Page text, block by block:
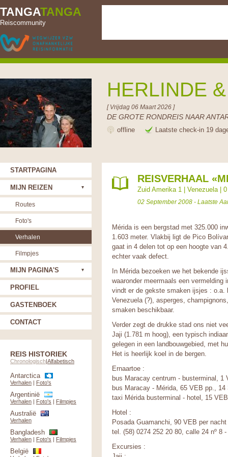
TANGATANGA
Reiscommunity
HERLINDE
[ Vrijdag 06 Maart 2026 ]
DE GROTE RONDREIS NAAR
offline Laatste check-in 19
REISVERHAAL
Zuid Amerika 1 Venezuela|
02 September 2008 - Laatste
Mérida is een bergstad met 325.000
1.603 meter. Vlakbij ligt de Pico
gaat in 4 delen tot op een hoogte van
echter vaak defect.
In Mérida bezoeken we het bekende
waaronder meermaals een
vindt er de gekste smaken ijsjes : o.a.
Venezuela (?), asperges,
smaken beschikbaar.
Verder zegt de drukke stad ons niet
Jaji (1.781 m hoog), een typisch
gelegen in een landbouwgebied, met
Het is heerlijk koel in de bergen.
Ernaartoe :
bus Maracay centrum - busterminal, 1
bus Maracay - Mérida, 65 VEB pp.,
taxi Mérida busterminal - hotel, 15
Hotel :
Posada Guamanchi, 90 VEB per
tel. (58) 0274 252 20 80, calle 24 nº 8
Excursies :
STARTPAGINA
MIJN REIZEN
Routes
Foto's
Verhalen
Filmpjes
MIJN PAGINA'S
PROFIEL
GASTENBOEK
CONTACT
REIS HISTORIEK
Chronologisch|Alfabetisch
Antarctica
Verhalen | Foto's
Argentinië
Verhalen | Foto's | Filmpjes
Australië
Verhalen
Bangladesh
Verhalen | Foto's | Filmpjes
België